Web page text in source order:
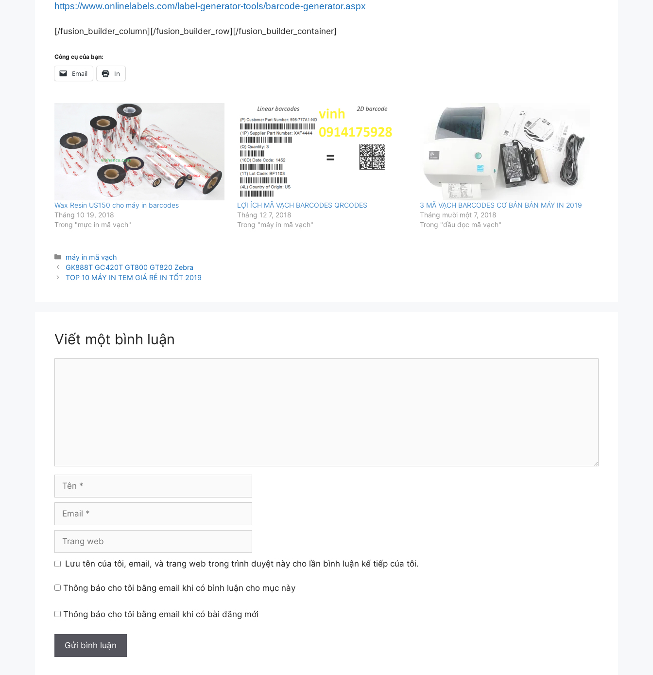
https://www.onlinelabels.com/label-generator-tools/barcode-generator.aspx
[/fusion_builder_column][/fusion_builder_row][/fusion_builder_container]
Công cụ của bạn:
Email In
Wax Resin US150 cho máy in barcodes
Tháng 10 19, 2018
Trong "mực in mã vạch"
LỢI ÍCH MÃ VẠCH BARCODES QRCODES
Tháng 12 7, 2018
Trong "máy in mã vạch"
3 MÃ VẠCH BARCODES CƠ BẢN BÁN MÁY IN 2019
Tháng mười một 7, 2018
Trong "đầu đọc mã vạch"
Danh
mục
máy in mã vạch
GK888T GC420T GT800 GT820 Zebra
TOP 10 MÁY IN TEM GIÁ RẺ IN TỐT 2019
Viết một bình luận
web
Lưu tên của tôi, email, và trang web trong trình duyệt này cho lần bình luận kế tiếp của tôi.
Thông báo cho tôi bằng email khi có bình luận cho mục này
Thông báo cho tôi bằng email khi có bài đăng mới